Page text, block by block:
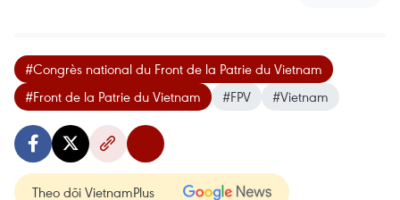
#Congrès national du Front de la Patrie du Vietnam
#Front de la Patrie du Vietnam
#FPV #Vietnam
Theo dõi VietnamPlus